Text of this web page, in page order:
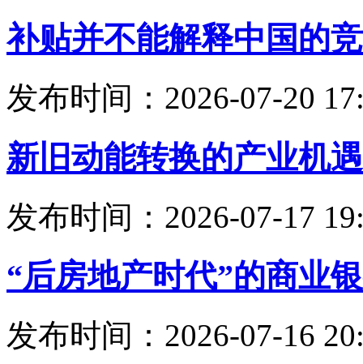
补贴并不能解释中国的
发布时间：2026-07-20
新旧动能转换的产业机
发布时间：2026-07-17
“后房地产时代”的商业
发布时间：2026-07-16